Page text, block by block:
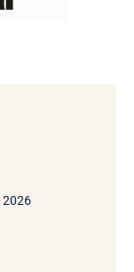
2026